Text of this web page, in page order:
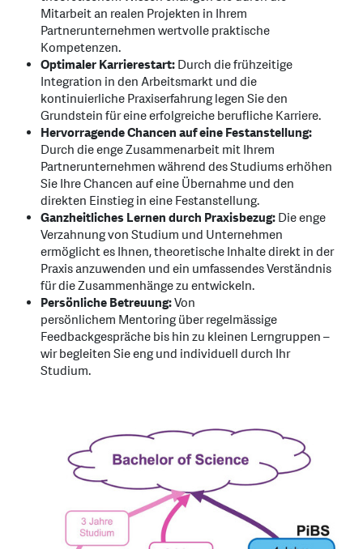
Mitarbeit an realen Projekten in Ihrem
Partnerunternehmen wertvolle praktische
Kompetenzen.
Optimaler Karrierestart:Durch die frühzeitige
Integration in den Arbeitsmarkt und die
kontinuierliche Praxiserfahrung legen Sie den
Grundstein für eine erfolgreiche berufliche Karriere.
Hervorragende Chancen auf eine Festanstellung:
Durch die enge Zusammenarbeit mit Ihrem
Partnerunternehmen während des Studiums erhöhen
Sie Ihre Chancen auf eine Übernahme und den
direkten Einstieg in eine Festanstellung.
Ganzheitliches Lernen durch Praxisbezug:Die enge
Verzahnung von Studium und Unternehmen
ermöglicht es Ihnen, theoretische Inhalte direkt in der
Praxis anzuwenden und ein umfassendes Verständnis
für die Zusammenhänge zu entwickeln.
Persönliche Betreuung:Von
persönlichem Mentoring über regelmässige
Feedbackgespräche bis hin zu kleinen Lerngruppen –
wir begleiten Sie eng und individuell durch Ihr
Studium.